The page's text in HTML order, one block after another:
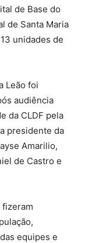
de Base do
de Santa Maria
unidades de
Leão foi
audiência
da CLDF pela
presidente da
Amarilio,
de Castro e
fizeram
equipes e